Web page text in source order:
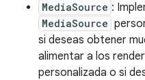
MediaSource :
MediaSource
si deseas obtener
alimentar a los
personalizada o si